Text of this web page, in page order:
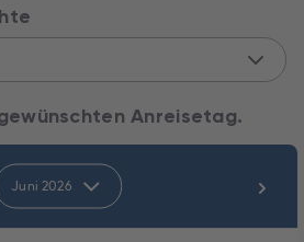
Anreisetag.
Juni 2026